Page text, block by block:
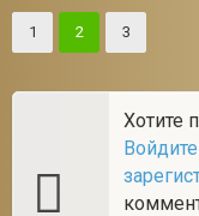
1 2 3
Хотите
Войдите